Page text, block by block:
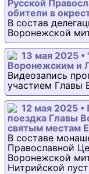
Русской
обители в
В состав
Воронежской
13 мая 2025
Воронежским и
Видеозапись
участием Главы
12 мая 2025
поездка Главы
святым местам
В составе
Православной
Воронежской
Нитрийской